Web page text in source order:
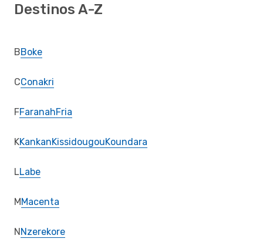
Destinos A-Z
BBoke
CConakri
FFaranahFria
KKankanKissidougouKoundara
LLabe
MMacenta
NNzerekore